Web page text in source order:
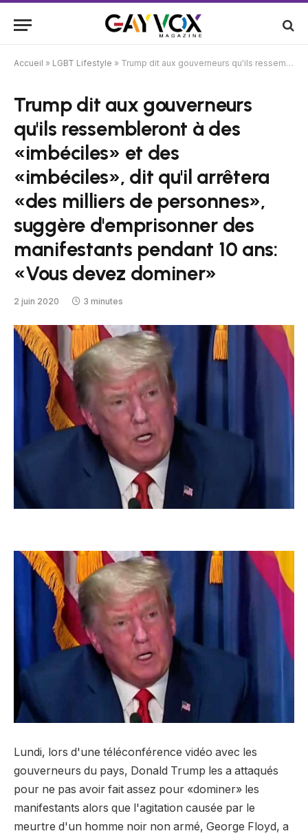
Accueil » LGBT Lifestyle » Trump dit aux gouverneurs qu'ils ressembleront à des «imbéciles» et des «imbéciles», dit qu'il arrêtera «des milliers de personnes», suggère d'emprisonner des manifestants pendant 10 ans: «Vous devez dominer»
Trump dit aux gouverneurs
qu'ils ressembleront à des
«imbéciles» et des
«imbéciles», dit qu'il arrêtera
«des milliers de personnes»,
suggère d'emprisonner des
manifestants pendant 10 ans:
«Vous devez dominer»
2 juin 2020 3 minutes
Lundi, lors d'une téléconférence vidéo avec les
gouverneurs du pays, Donald Trump les a attaqués
pour ne pas avoir fait assez pour «dominer» les
manifestants alors que l'agitation causée par le
meurtre d'un homme noir non armé, George Floyd, a